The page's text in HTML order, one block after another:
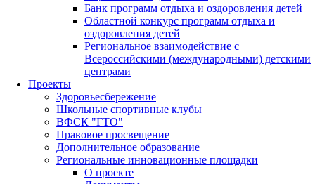
Банк программ отдыха и оздоровления детей
Областной конкурс программ отдыха и
оздоровления детей
Региональное взаимодействие с
Всероссийскими (международными) детскими
центрами
Проекты
Здоровьесбережение
Школьные спортивные клубы
ВФСК "ГТО"
Правовое просвещение
Дополнительное образование
Региональные инновационные площадки
О проекте